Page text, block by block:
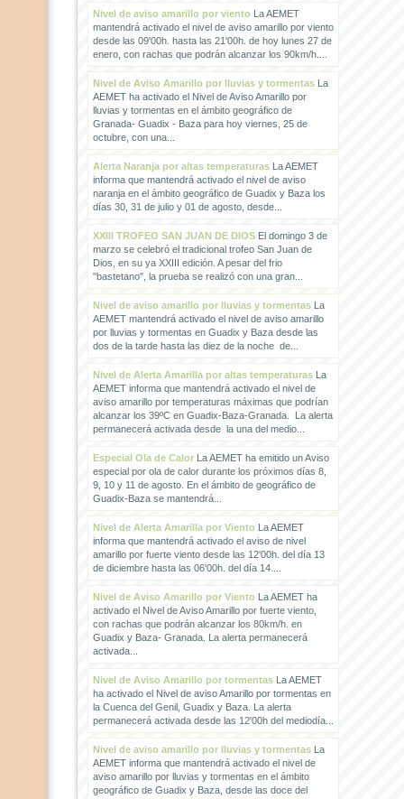
Nivel de aviso amarillo por vientoLa AEMET
mantendrá activado el nivel de aviso amarillo por viento
desde las 09'00h. hasta las 21'00h. de hoy lunes 27 de
enero, con rachas que podrán alcanzar los 90km/h....
Nivel de Aviso Amarillo por lluvias y tormentasLa
AEMET ha activado el Nivel de Aviso Amarillo por
lluvias y tormentas en el ámbito geográfico de
Granada- Guadix - Baza para hoy viernes, 25 de
octubre, con una...
Alerta Naranja por altas temperaturasLa AEMET
informa que mantendrá activado el nivel de aviso
naranja en el ámbito geográfico de Guadix y Baza los
días 30, 31 de julio y 01 de agosto, desde...
XXIII TROFEO SAN JUAN DE DIOSEl domingo 3 de
marzo se celebró el tradicional trofeo San Juan de
Dios, en su ya XXIII edición. A pesar del frio
"bastetano", la prueba se realizó con una gran...
Nivel de aviso amarillo por lluvias y tormentasLa
AEMET mantendrá activado el nivel de aviso amarillo
por lluvias y tormentas en Guadix y Baza desde las
dos de la tarde hasta las diez de la noche de...
Nivel de Alerta Amarilla por altas temperaturasLa
AEMET informa que mantendrá activado el nivel de
aviso amarillo por temperaturas máximas que podrían
alcanzar los 39ºC en Guadix-Baza-Granada. La alerta
permanecerá activada desde la una del medio...
Especial Ola de CalorLa AEMET ha emitido un Aviso
especial por ola de calor durante los próximos días 8,
9, 10 y 11 de agosto. En el ámbito de geográfico de
Guadix-Baza se mantendrá...
Nivel de Alerta Amarilla por VientoLa AEMET
informa que mantendrá activado el aviso de nivel
amarillo por fuerte viento desde las 12'00h. del día 13
de diciembre hasta las 06'00h. del día 14....
Nivel de Aviso Amarillo por VientoLa AEMET ha
activado el Nivel de Aviso Amarillo por fuerte viento,
con rachas que podrán alcanzar los 80km/h. en
Guadix y Baza- Granada. La alerta permanecerá
activada...
Nivel de Aviso Amarillo por tormentasLa AEMET
ha activado el Nivel de aviso Amarillo por tormentas en
la Cuenca del Genil, Guadix y Baza. La alerta
permanecerá activada desde las 12'00h del mediodía...
Nivel de aviso amarillo por lluvias y tormentasLa
AEMET informa que mantendrá activado el nivel de
aviso amarillo por lluvias y tormentas en el ámbito
geográfico de Guadix y Baza, desde las doce del